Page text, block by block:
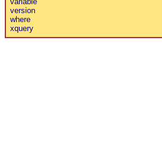
version
where
xquery